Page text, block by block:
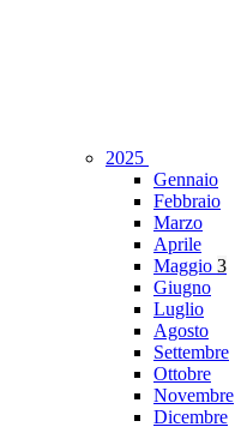
2025
Gennaio
Febbraio
Marzo
Aprile
Maggio 3
Giugno
Luglio
Agosto
Settembre
Ottobre
Novembre
Dicembre